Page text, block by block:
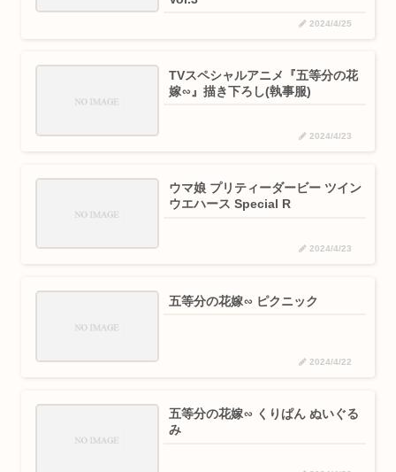
2024/4/25
TVスペシャルアニメ『五等分の花
嫁∽』描き下ろし(執事服)
2024/4/23
ウマ娘 プリティーダービー ツイン
ウエハース Special R
2024/4/23
五等分の花嫁∽ ピクニック
2024/4/22
五等分の花嫁∽ くりぱん ぬいぐる
み